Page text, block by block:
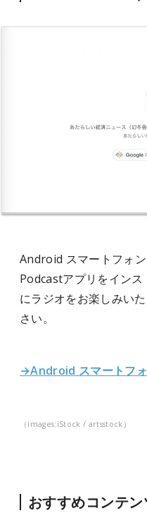
Android スマートフォ
Podcastアプリをイン
にラジオをお楽しみい
さい。
→Android スマートフ
（images:iStock / artsstock）
おすすめコンテン